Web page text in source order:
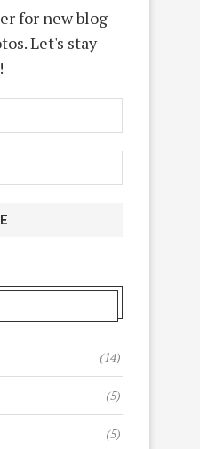
for new blog
Let's stay
(14)
(5)
(5)